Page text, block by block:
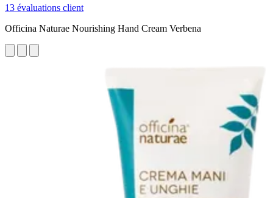
13 évaluations client
Officina Naturae Nourishing Hand Cream Verbena